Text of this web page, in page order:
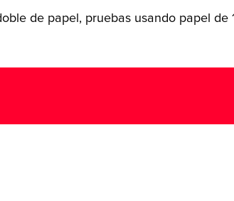
de papel, pruebas usando papel de